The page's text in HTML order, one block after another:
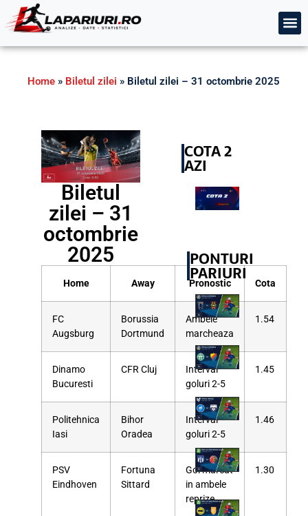
Home » Biletul zilei » Biletul zilei – 31 octombrie 2025
Biletul
zilei – 31
octombrie
2025
Home Away Pronostic Cota
FC
Augsburg
Borussia
Dortmund
Ambele
marcheaza
1.54
Dinamo
Bucuresti
CFR Cluj
Interval
goluri 2-5
1.45
Politehnica
Iasi
Bihor
Oradea
Interval
goluri 2-5
1.46
PSV
Eindhoven
Fortuna
Sittard
Gol marcat
in ambele
reprize
1.30
COTA 2
AZI
PONTURI
PARIURI